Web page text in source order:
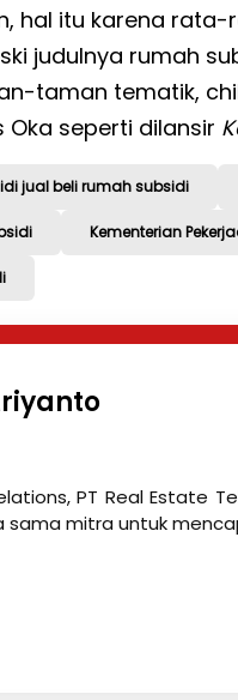
hal itu karena
judulnya rumah
taman tematik,
Oka seperti dilansir
jual beli rumah subsidi
Kementerian
PT Real Estate
sama mitra untuk